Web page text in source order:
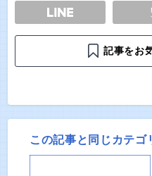
TWEET
記事をお
この記事と同じカテゴ